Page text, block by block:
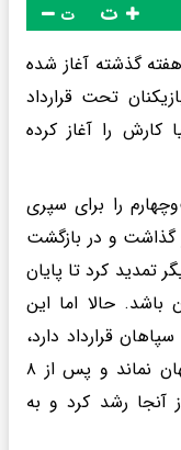
ت
گذشته آغاز شده
تحت قرارداد
کارش را آغاز کرده
لیگ بیست‌وچهارم را برای سپری
و در بازگشت
قراردادش را ۲ فصل دیگر تمدید کرد تا پایان
حالا اما این
قرارداد دارد،
به چند دلیل ممکن است دیگر در اصفهان نماند و پس از ۸
آنجا رشد کرد و به